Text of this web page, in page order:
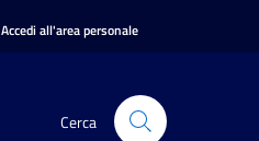
Accedi all'area personale
Cerca